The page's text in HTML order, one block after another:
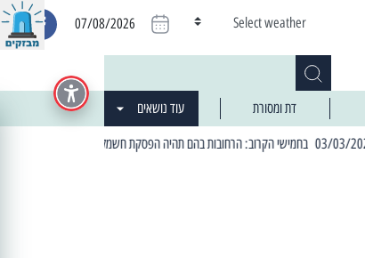
Select weather
07/08/2026
דת ומסורת עוד נושאים